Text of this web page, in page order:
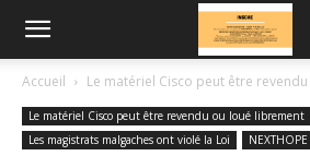
Accueil Le matériel Cisco peut être
Le matériel Cisco peut être revendu ou loué librement
Les magistrats malgaches ont violé la Loi
NEXTHOPE